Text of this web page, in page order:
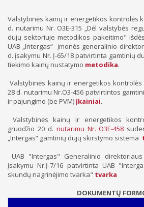
Valstybinės kainų ir energetikos kontrolės
d. nutarimu Nr. O3E-315 „Dėl valstybės
dujų sektoriuje metodikos pakeitimo"
UAB „Intergas“ įmonės generalinio
d. įsakymu Nr. Į-65/18 patvirtinta gamtinių
tiekimo kainų nustatymo metodika.
Valstybinės kainų ir energetikos kontrolės
28 d. nutarimu Nr.O3-456 patvirtintos
ir pajungimo (be PVM) įkainiai.
Valstybinės kainų ir energetikos
gruodžio 20 d. nutarimu Nr. O3E-458
„Intergas“ gamtinių dujų skirstymo sistema
UAB "Intergas" Generalinio
įsakymu Nr.Į-7/16 patvirtinta UAB
skundų nagrinėjimo tvarka" tvarka
DOKUMENTŲ